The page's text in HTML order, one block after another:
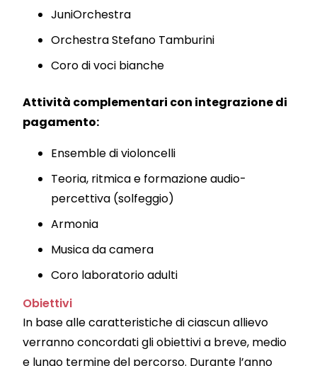
JuniOrchestra
Orchestra Stefano Tamburini
Coro di voci bianche
Attività complementari con integrazione di
pagamento:
Ensemble di violoncelli
Teoria, ritmica e formazione audio-
percettiva (solfeggio)
Armonia
Musica da camera
Coro laboratorio adulti
Obiettivi
In base alle caratteristiche di ciascun allievo
verranno concordati gli obiettivi a breve, medio
e lungo termine del percorso. Durante l’anno